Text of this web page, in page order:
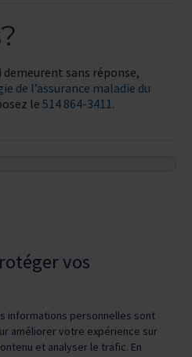
demeurent sans réponse,
de l’assurance maladie du
le 514 864-3411.
vos
informations personnelles sont
améliorer votre expérience sur
et analyser le trafic. En